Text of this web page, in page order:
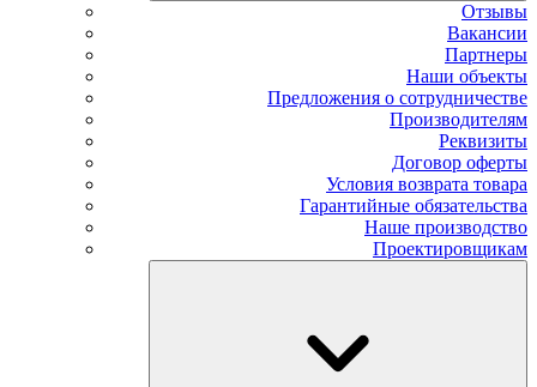
Отзывы
Вакансии
Партнеры
Наши объекты
Предложения о сотрудничестве
Производителям
Реквизиты
Договор оферты
Условия возврата товара
Гарантийные обязательства
Наше производство
Проектировщикам